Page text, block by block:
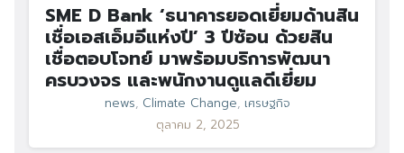
SME D Bank ‘ธนาคารยอดเยี่ยมด้านสิน
เชื่อเอสเอ็มอีแห่งปี’ 3 ปีซ้อน ด้วยสิน
เชื่อตอบโจทย์ มาพร้อมบริการพัฒนา
ครบวงจร และพนักงานดูแลดีเยี่ยม
news, Climate Change, เศรษฐกิจ
ตุลาคม 2, 2025